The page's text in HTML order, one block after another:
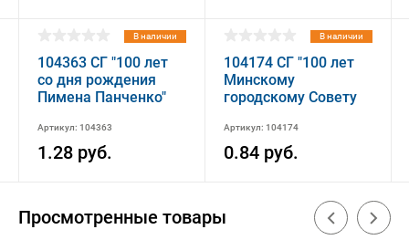
В наличии
104363 СГ "100 лет
со дня рождения
Пимена Панченко"
Артикул: 104363
1.28 руб.
В наличии
104174 СГ "100 лет
Минскому
городскому Совету
Артикул: 104174
0.84 руб.
Просмотренные товары